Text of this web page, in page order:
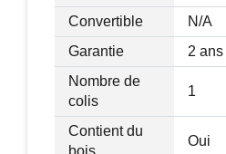
Convertible
N/A
Garantie
2 ans
Nombre de
colis
1
Contient du
bois
Oui